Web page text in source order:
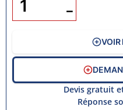
−
VOIR
Devis gratuit
Réponse